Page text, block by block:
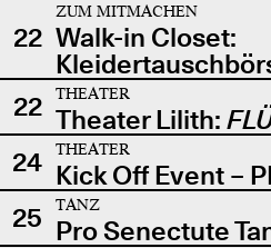
22
ZUM MITMACHEN
Walk-in Closet:
22
THEATER
Theater Lilith:
24
THEATER
Kick Off Event –
25
TANZ
Pro Senectute